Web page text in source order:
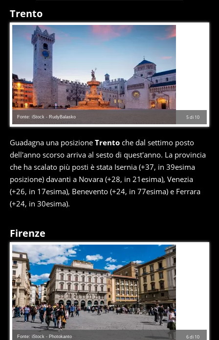
Trento
5di 10
Fonte: iStock - RudyBalasko
Guadagna una posizione Trento che dal settimo posto
dell'anno scorso arriva al sesto di quest'anno. La provincia
che ha scalato più posti è stata Isernia (+37, in 39esima
posizione) davanti a Novara (+28, in 21esima), Venezia
(+26, in 17esima), Benevento (+24, in 77esima) e Ferrara
(+24, in 30esima).
Firenze
6di 10
Fonte: iStock - Photokanto